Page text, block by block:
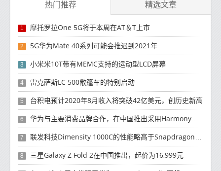
热门推荐 精选文章
1 摩托罗拉One 5G将于本周在AT＆T上市
2 5G华为Mate 40系列可能会推迟到2021年
3 小米米10T带有MEMC支持的运动型LCD屏幕
4 雷克萨斯LC 500敞篷车的特别启动
5 台积电预计2020年8月收入将突破42亿美元，创历史新高
6 华为与主要消费品牌合作，在中国推出采用HarmonyOS 2.0的智能家居产品
7 联发科技Dimensity 1000C的性能略高于Snapdragon 765G
8 三星Galaxy Z Fold 2在中国推出，起价为16,999元